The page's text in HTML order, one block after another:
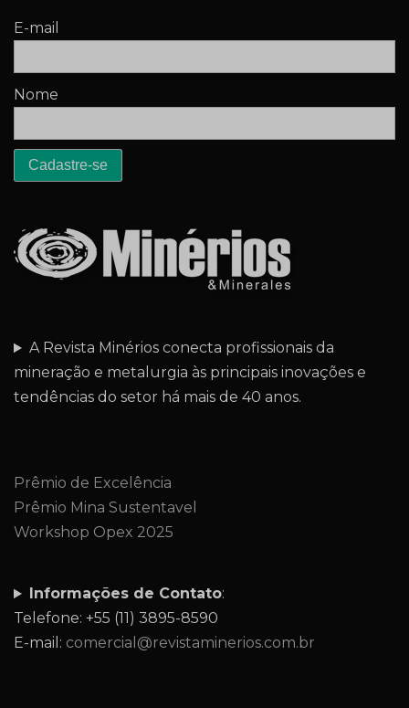
E-mail
Nome
A Revista Minérios conecta profissionais da
mineração e metalurgia às principais inovações e
tendências do setor há mais de 40 anos.
Prêmio de Excelência
Prêmio Mina Sustentavel
Workshop Opex 2025
Informações de Contato:
Telefone: +55 (11) 3895-8590
E-mail: comercial@revistaminerios.com.br